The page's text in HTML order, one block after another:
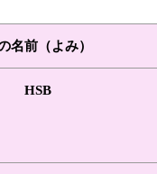
名前（よみ）
HSB